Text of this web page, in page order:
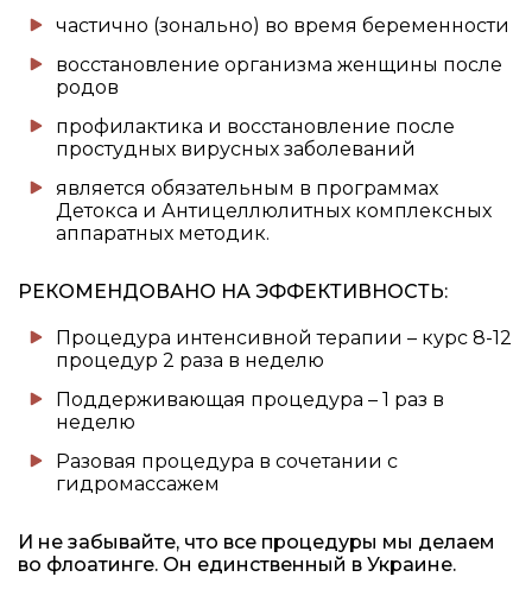
частично (зонально) во время беременности
восстановление организма женщины после
родов
профилактика и восстановление после
простудных вирусных заболеваний
является обязательным в программах
Детокса и Антицеллюлитных комплексных
аппаратных методик.
РЕКОМЕНДОВАНО НА ЭФФЕКТИВНОСТЬ:
Процедура интенсивной терапии – курс 8-12
процедур 2 раза в неделю
Поддерживающая процедура – 1 раз в
неделю
Разовая процедура в сочетании с
гидромассажем
И не забывайте, что все процедуры мы делаем
во флоатинге. Он единственный в Украине.